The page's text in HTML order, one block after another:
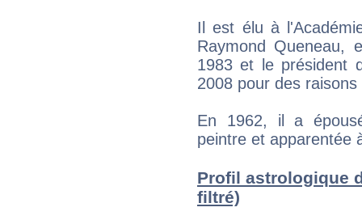
Il est élu à
Raymond Queneau,
1983 et le président
2008 pour des
En 1962, il a
peintre et apparentée
Profil astrologique
filtré)